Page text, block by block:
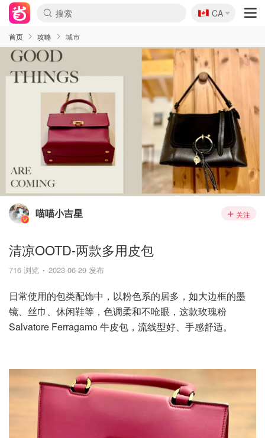
🇨🇦
CA
首页 攻略 城市
喵喵小吉星 关注
清凉OOTD-两款多用皮包
716 浏览 2023-06-29 发布
日常使用的包类配饰中，以粉色系的居多，如大边框的墨
镜、丝巾、休闲鞋等，色调柔和不呛眼，这款玫瑰粉
Salvatore Ferragamo 牛皮包，流线型好、手感舒适。